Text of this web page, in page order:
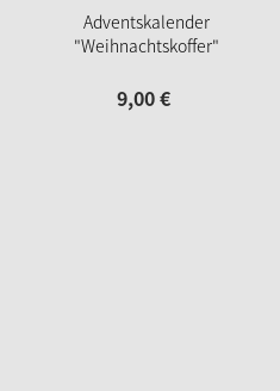
Adventskalender
"Weihnachtskoffer"
9,00€